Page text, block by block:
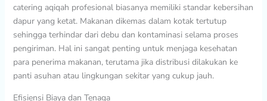
catering aqiqah profesional biasanya memiliki standar kebersihan
dapur yang ketat. Makanan dikemas dalam kotak tertutup
sehingga terhindar dari debu dan kontaminasi selama proses
pengiriman. Hal ini sangat penting untuk menjaga kesehatan
para penerima makanan, terutama jika distribusi dilakukan ke
panti asuhan atau lingkungan sekitar yang cukup jauh.
Efisiensi Biaya dan Tenaga